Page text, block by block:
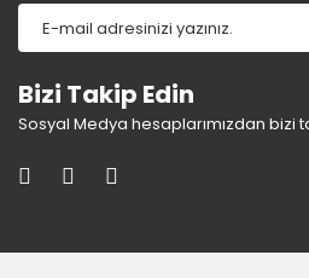
Bizi Takip Edin
Sosyal Medya hesaplarımızdan bizi